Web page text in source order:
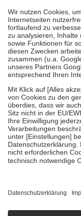
höchstens zehn Euro.
Kosten der Leistung zu
Diese Regeln gelten
Bei Heilmitteln und
Zuzahlung zehn
Verordnung.
Um das Engagement
stärken und die
fallenkeine
• Kindern und
mit Ausnahme der
• Untersuchungen zur
GKV getragen werden
• empfohlenen
• Harn- und
getroffen, um
https://